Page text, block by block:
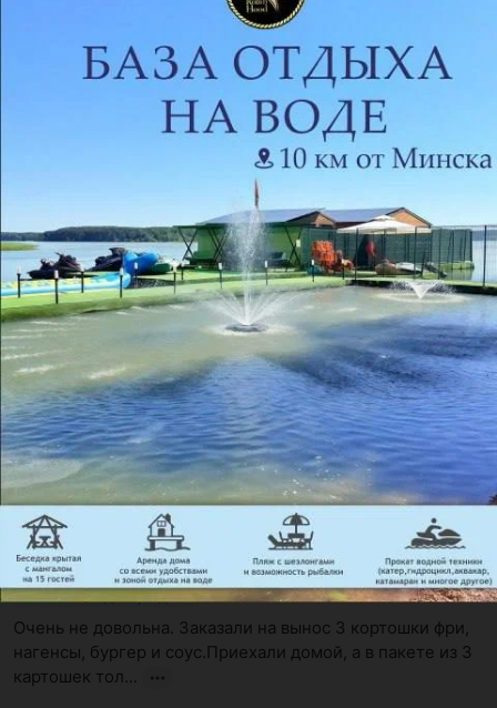
Отзывы
Аноним
11 сентября 2021
Отзыв подтвержден
обслуживание не очень, цены высокие, блюда
полусырые
Юля
2 января 2021
Отзыв подтвержден
Очень не довольна. Заказали на вынос 3 кортошки фри,
нагенсы, бургер и соус.Приехали домой, а в пакете из 3
картошек тол...